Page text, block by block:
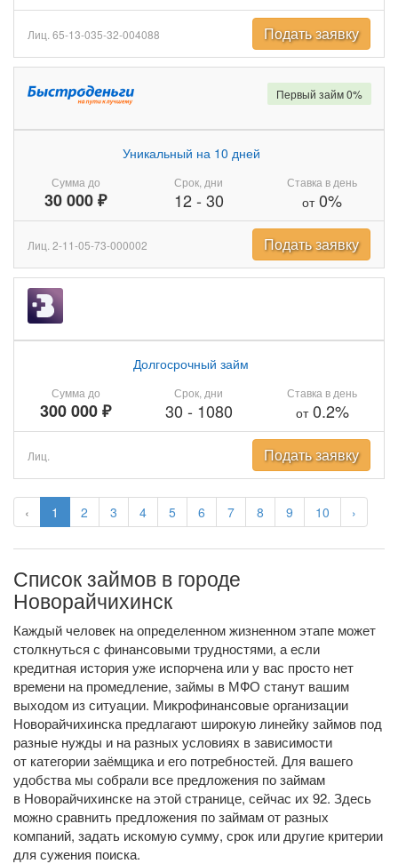
‹ 1 2 3 4 5 6 7 8 9 10 ›
Лиц. 65-13-035-32-004088 Подать заявку
Сумма до
30 000 ₽
Уникальный на 10 дней
Срок, дни
12- 30
Ставка в день
от0%
Первый займ 0%
Лиц. 2-11-05-73-000002 Подать заявку
Сумма до
300 000 ₽
Долгосрочный займ
Срок, дни
30 - 1080
Ставка в день
от0.2%
Лиц. Подать заявку
Список займов в городе
Новорайчихинск
Каждый человек на определенном жизненном этапе может
столкнуться с финансовыми трудностями, а если
кредитная история уже испорчена или у вас просто нет
времени на промедление, займы в МФО станут вашим
выходом из ситуации. Микрофинансовые организации
Новорайчихинска предлагают широкую линейку займов под
разные нужды и на разных условиях в зависимости
от категории заёмщика и его потребностей. Для вашего
удобства мы собрали все предложения по займам
в Новорайчихинске на этой странице, сейчас их 92. Здесь
можно сравнить предложения по займам от разных
компаний, задать искомую сумму, срок или другие критерии
для сужения поиска.